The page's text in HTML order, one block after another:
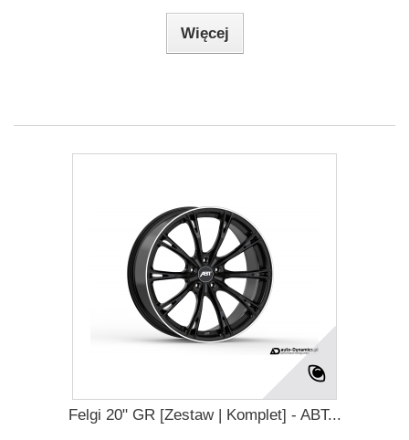
Więcej
Felgi 20" GR [Zestaw | Komplet] - ABT...